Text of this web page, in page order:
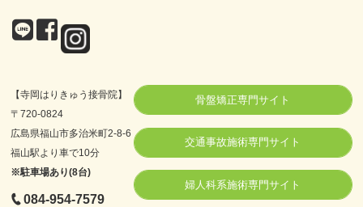
【寺岡はりきゅう接骨院】
〒720-0824
広島県福山市多治米町2-8-6
福山駅より車で10分
※駐車場あり(8台)
084-954-7579
骨盤矯正専門サイト
交通事故施術専門サイト
婦人科系施術専門サイト